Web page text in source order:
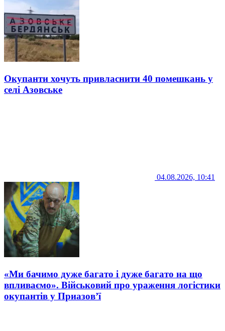
Окупанти хочуть привласнити 40 помешкань у
селі Азовське
04.08.2026, 10:41
«Ми бачимо дуже багато і дуже багато на що
впливаємо». Військовий про ураження логістики
окупантів у Приазов’ї